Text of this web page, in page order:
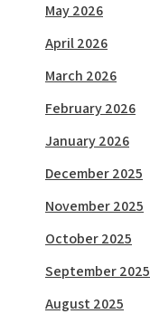
May 2026
April 2026
March 2026
February 2026
January 2026
December 2025
November 2025
October 2025
September 2025
August 2025